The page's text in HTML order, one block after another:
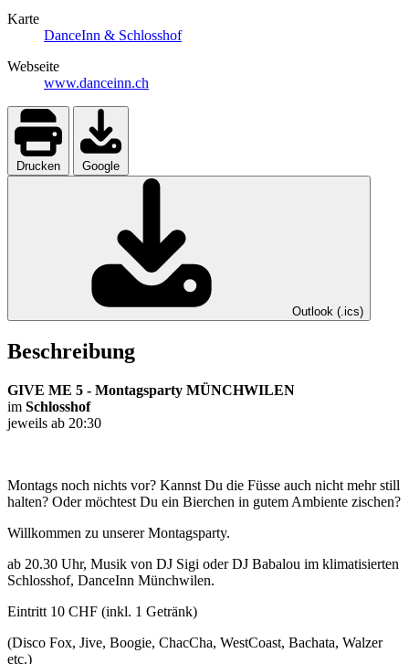
Karte
DanceInn & Schlosshof
Webseite
www.danceinn.ch
Drucken Google
Outlook (.ics)
Beschreibung
GIVE ME 5 - Montagsparty MÜNCHWILEN
im Schlosshof
jeweils ab 20:30
Montags noch nichts vor? Kannst Du die Füsse auch nicht mehr still
halten? Oder möchtest Du ein Bierchen in gutem Ambiente zischen?
Willkommen zu unserer Montagsparty.
ab 20.30 Uhr, Musik von DJ Sigi oder DJ Babalou im klimatisierten
Schlosshof, DanceInn Münchwilen.
Eintritt 10 CHF (inkl. 1 Getränk)
(Disco Fox, Jive, Boogie, ChacCha, WestCoast, Bachata, Walzer
etc.)